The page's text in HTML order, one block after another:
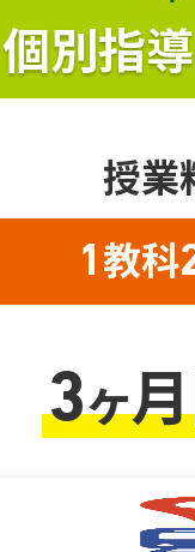
個別指
授業
1教科
3ヶ